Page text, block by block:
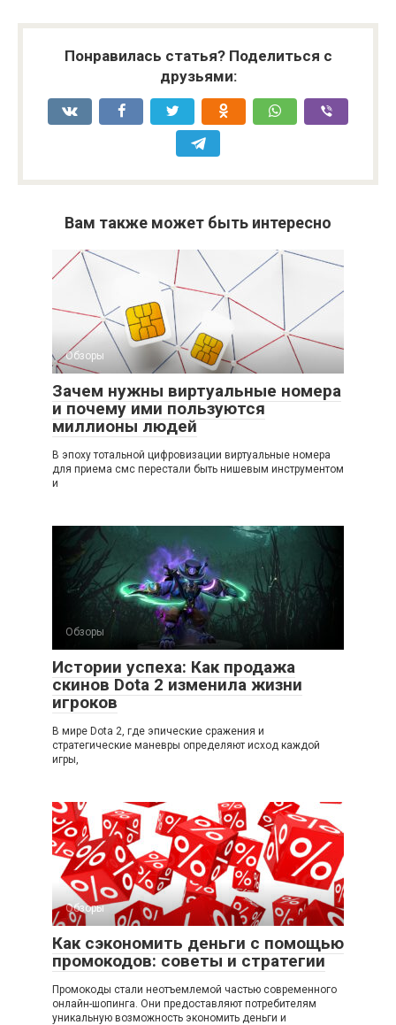
Понравилась статья? Поделиться с
друзьями:
Вам также может быть интересно
Обзоры
Зачем нужны виртуальные номера
и почему ими пользуются
миллионы людей
В эпоху тотальной цифровизации виртуальные номера
для приема смс перестали быть нишевым инструментом
и
Обзоры
Истории успеха: Как продажа
скинов Dota 2 изменила жизни
игроков
В мире Dota 2, где эпические сражения и
стратегические маневры определяют исход каждой
игры,
Обзоры
Как сэкономить деньги с помощью
промокодов: советы и стратегии
Промокоды стали неотъемлемой частью современного
онлайн-шопинга. Они предоставляют потребителям
уникальную возможность экономить деньги и